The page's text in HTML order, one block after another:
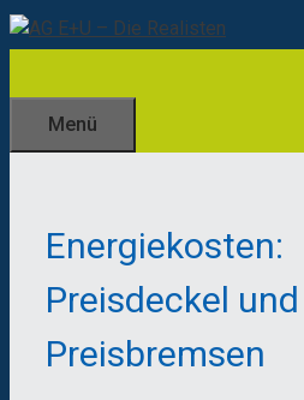
Zum
Inhalt
Menü
Energiekosten:
Preisdeckel und
Preisbremsen